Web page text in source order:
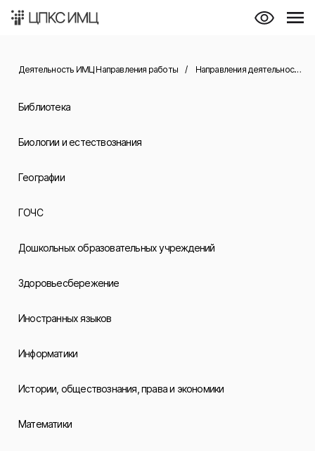
Деятельность ИМЦ Направления работы / Направления деятельности
Библиотека
Биологии и естествознания
Географии
ГОЧС
Дошкольных образовательных учреждений
Здоровьесбережение
Иностранных языков
Информатики
Истории, обществознания, права и экономики
Математики